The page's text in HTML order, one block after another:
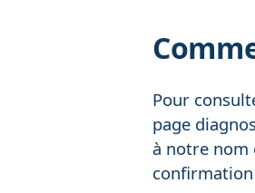
Pour
page
à notre nom